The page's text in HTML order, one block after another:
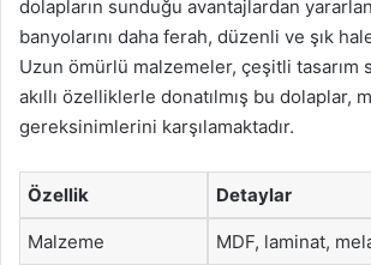
dolapların sunduğu avantajlardan
banyolarını daha ferah, düzenli ve şık
Uzun ömürlü malzemeler, çeşitli tasarım
akıllı özelliklerle donatılmış bu dolaplar,
gereksinimlerini karşılamaktadır.
Özellik Detaylar
Malzeme MDF, laminat,